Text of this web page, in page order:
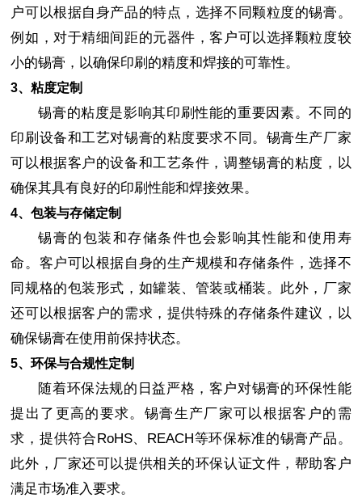
户可以根据自身产品的特点，选择不同颗粒度的锡膏。
例如，对于精细间距的元器件，客户可以选择颗粒度较
小的锡膏，以确保印刷的精度和焊接的可靠性。
3、粘度定制
锡膏的粘度是影响其印刷性能的重要因素。不同的
印刷设备和工艺对锡膏的粘度要求不同。锡膏生产厂家
可以根据客户的设备和工艺条件，调整锡膏的粘度，以
确保其具有良好的印刷性能和焊接效果。
4、包装与存储定制
锡膏的包装和存储条件也会影响其性能和使用寿
命。客户可以根据自身的生产规模和存储条件，选择不
同规格的包装形式，如罐装、管装或桶装。此外，厂家
还可以根据客户的需求，提供特殊的存储条件建议，以
确保锡膏在使用前保持状态。
5、环保与合规性定制
随着环保法规的日益严格，客户对锡膏的环保性能
提出了更高的要求。锡膏生产厂家可以根据客户的需
求，提供符合RoHS、REACH等环保标准的锡膏产品。
此外，厂家还可以提供相关的环保认证文件，帮助客户
满足市场准入要求。